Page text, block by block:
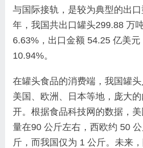
与国际接轨，是较为典型的出
年，我国共出口罐头299.88 万
6.63%，出口金额 54.25 亿美元
10.94%。
在罐头食品的消费端，我国罐
美国、欧洲、日本等地，庞大
开。根据食品科技网的数据，
量在90 公斤左右，西欧约 50
斤，而我国仅为 1 公斤。未来